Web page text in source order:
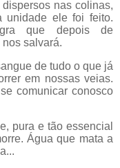
nas colinas,
unidade ele foi feito.
que depois de
salvará.
de tudo o que já
em nossas veias.
comunicar conosco
pura e tão essencial
Água que mata a